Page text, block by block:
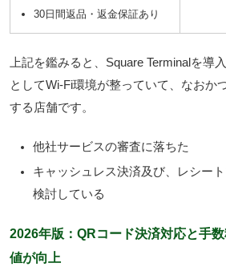
30日間返品・返金保証あり
上記を鑑みると、Square Terminalを導
としてWi-Fi環境が整っていて、なおか
する店舗です。
他社サービスの審査に落ちた
キャッシュレス決済及び、レシー
検討している
2026年版：QRコード決済対応と手
値が向上